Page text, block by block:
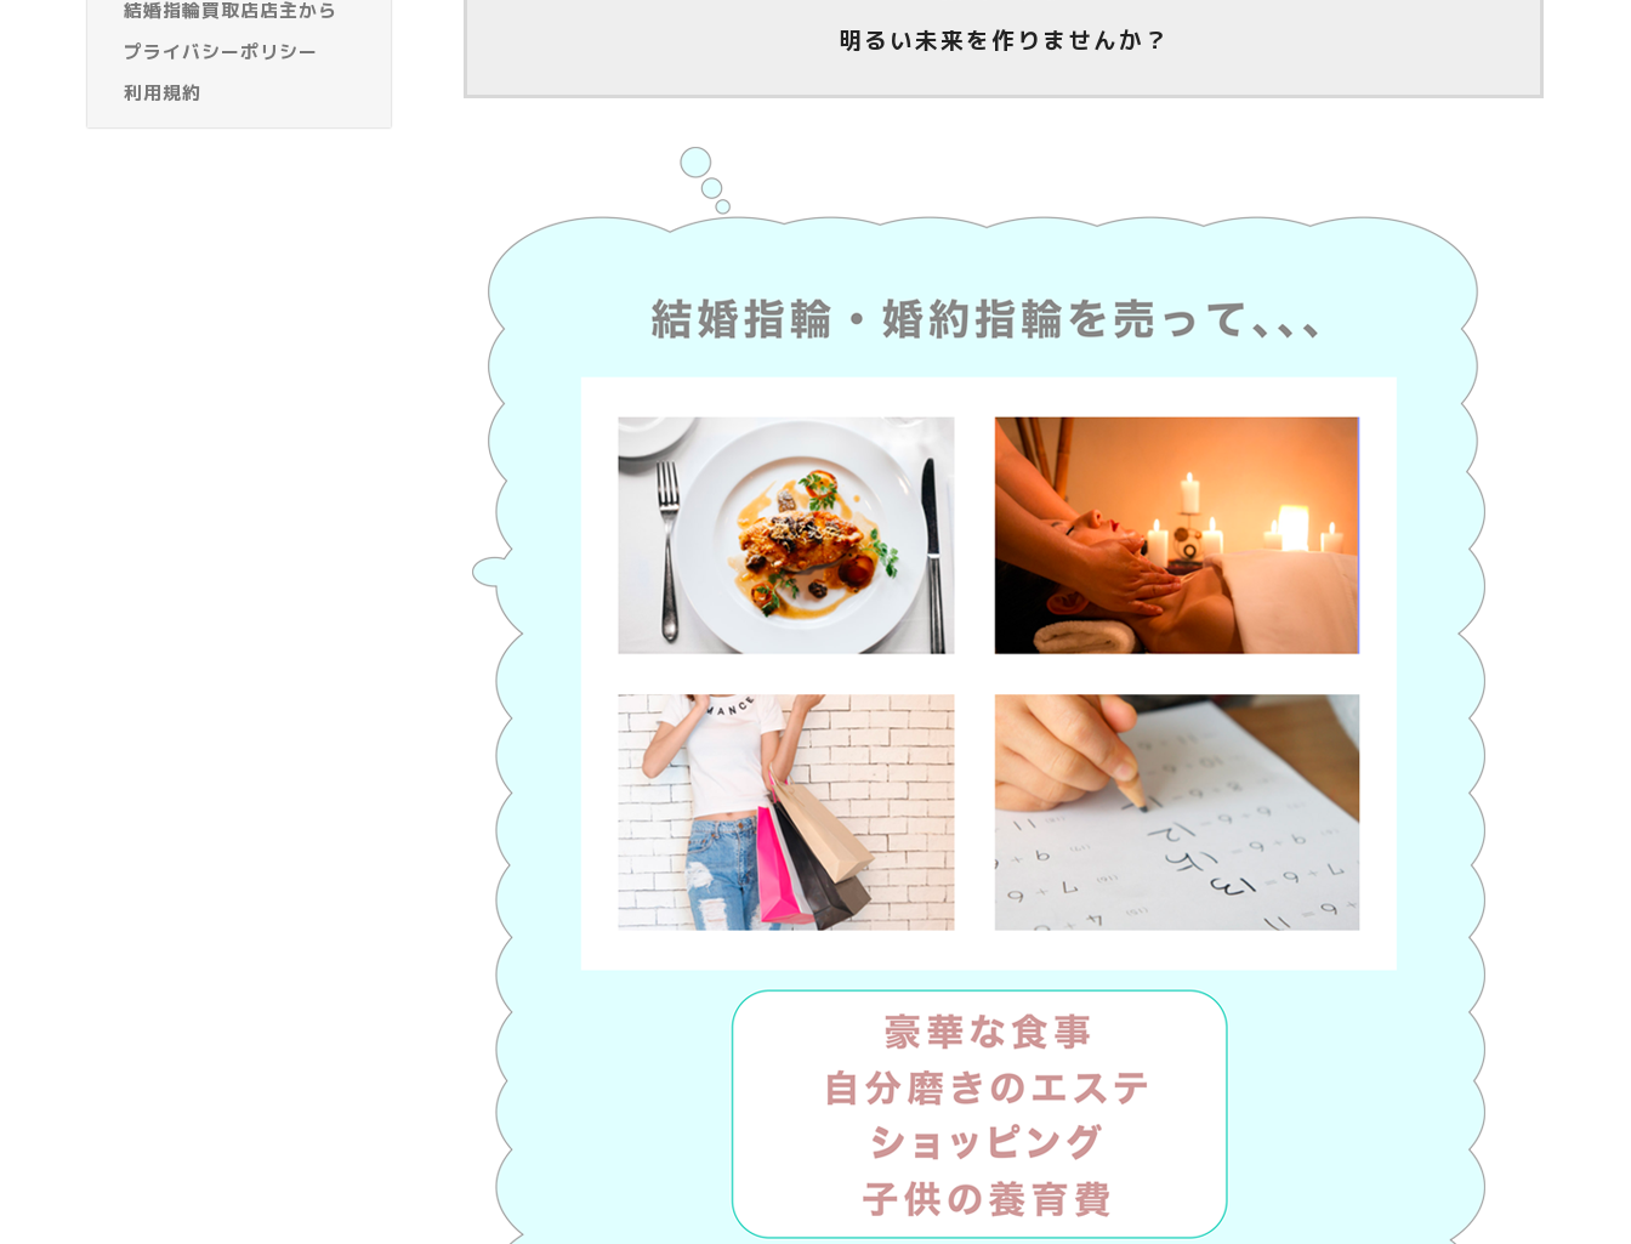
結婚指輪買取店店主から
プライバシーポリシー
利用規約
明るい未来を作りませんか？